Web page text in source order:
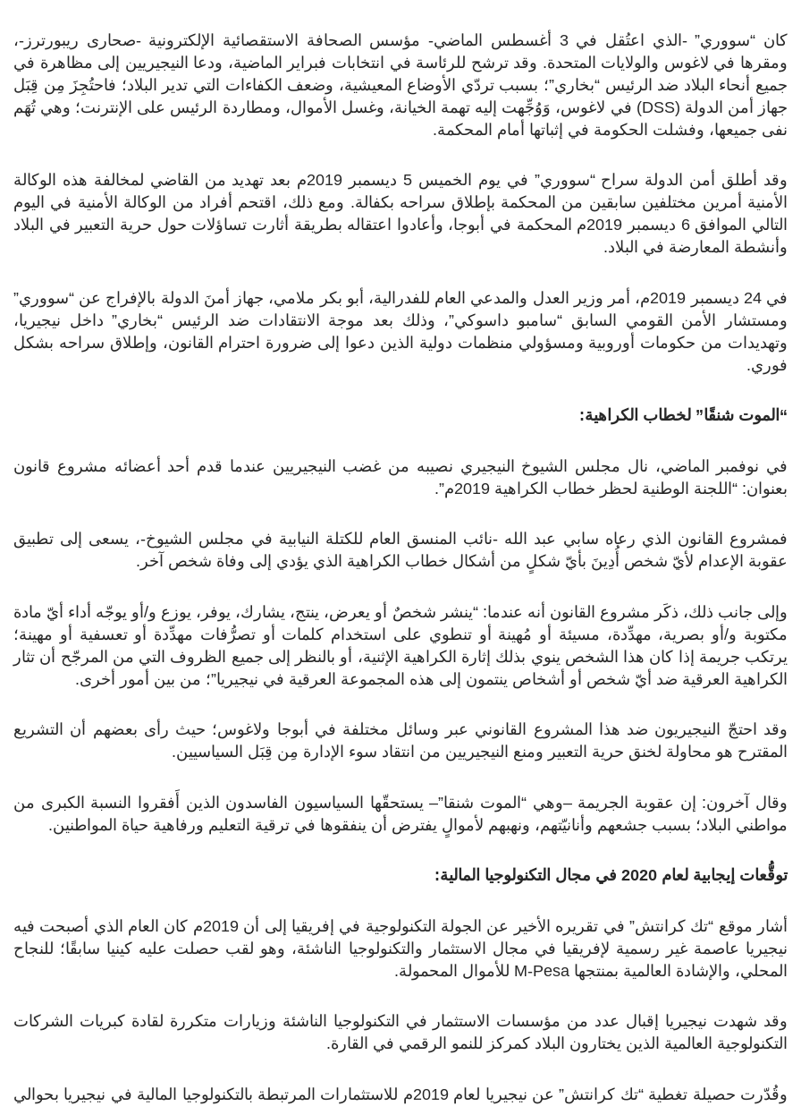
كان “سووري” -الذي اعتُقل في 3 أغسطس الماضي- مؤسس الصحافة الاستقصائية الإلكترونية -صحارى ريبورترز-،
ومقرها في لاغوس والولايات المتحدة. وقد ترشح للرئاسة في انتخابات فبراير الماضية، ودعا النيجيريين إلى مظاهرة في
جميع أنحاء البلاد ضد الرئيس “بخاري”؛ بسبب تردّي الأوضاع المعيشية، وضعف الكفاءات التي تدير البلاد؛ فاحتُجِزَ مِن قِبَل
جهاز أمن الدولة (DSS) في لاغوس، وَوُجِّهت إليه تهمة الخيانة، وغسل الأموال، ومطاردة الرئيس على الإنترنت؛ وهي تُهَم
نفى جميعها، وفشلت الحكومة في إثباتها أمام المحكمة.
وقد أطلق أمن الدولة سراح “سووري” في يوم الخميس 5 ديسمبر 2019م بعد تهديد من القاضي لمخالفة هذه الوكالة
الأمنية أمرين مختلفين سابقين من المحكمة بإطلاق سراحه بكفالة. ومع ذلك، اقتحم أفراد من الوكالة الأمنية في اليوم
التالي الموافق 6 ديسمبر 2019م المحكمة في أبوجا، وأعادوا اعتقاله بطريقة أثارت تساؤلات حول حرية التعبير في البلاد
وأنشطة المعارضة في البلاد.
في 24 ديسمبر 2019م، أمر وزير العدل والمدعي العام للفدرالية، أبو بكر ملامي، جهاز أمنَ الدولة بالإفراج عن “سووري”
ومستشار الأمن القومي السابق “سامبو داسوكي”، وذلك بعد موجة الانتقادات ضد الرئيس “بخاري” داخل نيجيريا،
وتهديدات من حكومات أوروبية ومسؤولي منظمات دولية الذين دعوا إلى ضرورة احترام القانون، وإطلاق سراحه بشكل
فوري.
“الموت شنقًا” لخطاب الكراهية:
في نوفمبر الماضي، نال مجلس الشيوخ النيجيري نصيبه من غضب النيجيريين عندما قدم أحد أعضائه مشروع قانون
بعنوان: “اللجنة الوطنية لحظر خطاب الكراهية 2019م”.
فمشروع القانون الذي رعاه سابي عبد الله -نائب المنسق العام للكتلة النيابية في مجلس الشيوخ-، يسعى إلى تطبيق
عقوبة الإعدام لأيّ شخص أُدِينَ بأيّ شكلٍ من أشكال خطاب الكراهية الذي يؤدي إلى وفاة شخص آخر.
وإلى جانب ذلك، ذكَر مشروع القانون أنه عندما: “ينشر شخصٌ أو يعرض، ينتج، يشارك، يوفر، يوزع و/أو يوجّه أداء أيّ مادة
مكتوبة و/أو بصرية، مهدِّدة، مسيئة أو مُهينة أو تنطوي على استخدام كلمات أو تصرُّفات مهدِّدة أو تعسفية أو مهينة؛
يرتكب جريمة إذا كان هذا الشخص ينوي بذلك إثارة الكراهية الإثنية، أو بالنظر إلى جميع الظروف التي من المرجّح أن تثار
الكراهية العرقية ضد أيّ شخص أو أشخاص ينتمون إلى هذه المجموعة العرقية في نيجيريا”؛ من بين أمور أخرى.
وقد احتجّ النيجيريون ضد هذا المشروع القانوني عبر وسائل مختلفة في أبوجا ولاغوس؛ حيث رأى بعضهم أن التشريع
المقترح هو محاولة لخنق حرية التعبير ومنع النيجيريين من انتقاد سوء الإدارة مِن قِبَل السياسيين.
وقال آخرون: إن عقوبة الجريمة –وهي “الموت شنقا”– يستحقّها السياسيون الفاسدون الذين أَفقروا النسبة الكبرى من
مواطني البلاد؛ بسبب جشعهم وأنانيّتهم، ونهبهم لأموالٍ يفترض أن ينفقوها في ترقية التعليم ورفاهية حياة المواطنين.
توقُّعات إيجابية لعام 2020 في مجال التكنولوجيا المالية:
أشار موقع “تك كرانتش” في تقريره الأخير عن الجولة التكنولوجية في إفريقيا إلى أن 2019م كان العام الذي أصبحت فيه
نيجيريا عاصمة غير رسمية لإفريقيا في مجال الاستثمار والتكنولوجيا الناشئة، وهو لقب حصلت عليه كينيا سابقًا؛ للنجاح
المحلي، والإشادة العالمية بمنتجها M-Pesa للأموال المحمولة.
وقد شهدت نيجيريا إقبال عدد من مؤسسات الاستثمار في التكنولوجيا الناشئة وزيارات متكررة لقادة كبريات الشركات
التكنولوجية العالمية الذين يختارون البلاد كمركز للنمو الرقمي في القارة.
وقُدّرت حصيلة تغطية “تك كرانتش” عن نيجيريا لعام 2019م للاستثمارات المرتبطة بالتكنولوجيا المالية في نيجيريا بحوالي